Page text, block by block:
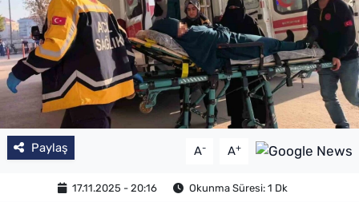
Paylaş A- A+
17.11.2025 - 20:16 Okunma Süresi: 1 Dk